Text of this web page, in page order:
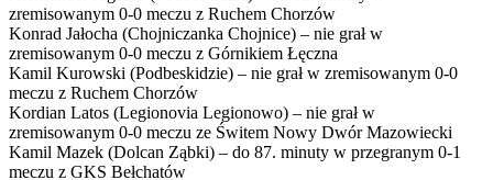
zremisowanym 0-0 meczu z Ruchem Chorzów
Konrad Jałocha (Chojniczanka Chojnice) – nie grał w
zremisowanym 0-0 meczu z Górnikiem Łęczna
Kamil Kurowski (Podbeskidzie) – nie grał w zremisowanym 0-0
meczu z Ruchem Chorzów
Kordian Latos (Legionovia Legionowo) – nie grał w
zremisowanym 0-0 meczu ze Świtem Nowy Dwór Mazowiecki
Kamil Mazek (Dolcan Ząbki) – do 87. minuty w przegranym 0-1
meczu z GKS Bełchatów